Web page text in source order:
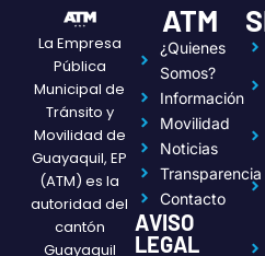
La Empresa
Pública
Municipal de
Tránsito y
Movilidad de
Guayaquil, EP
(ATM) es la
autoridad del
cantón
Guayaquil
ATM
¿Quienes
Somos?
Información
Movilidad
Noticias
Transparencia
Contacto
AVISO
LEGAL